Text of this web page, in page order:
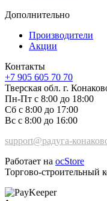
Дополнительно
Производители
Акции
Контакты
+7 905 605 70 70
Тверская обл. г.
Пн-Пт с 8:00 до 18:00
Сб с 8:00 до 17:00
Вс с 8:00 до 16:00
support@радуга-
Работает на ocStore
Торгово-строительный